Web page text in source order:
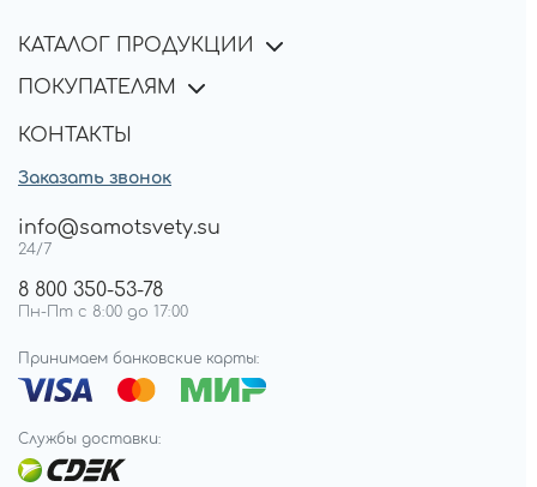
КАТАЛОГ ПРОДУКЦИИ
ПОКУПАТЕЛЯМ
КОНТАКТЫ
Заказать звонок
info@samotsvety.su
24/7
8 800 350-53-78
Пн-Пт с 8:00 до 17:00
Принимаем банковские карты:
Службы доставки: